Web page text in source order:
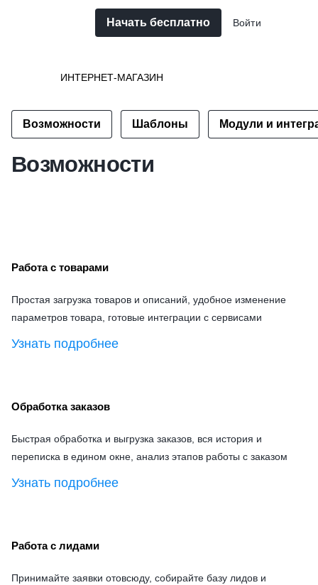
Начать бесплатно Войти
ИНТЕРНЕТ-МАГАЗИН
Возможности Шаблоны Модули и
Возможности
Работа с товарами
Простая загрузка товаров и описаний, удобное изменение
параметров товара, готовые интеграции с сервисами
Узнать подробнее
Обработка заказов
Быстрая обработка и выгрузка заказов, вся история и
переписка в едином окне, анализ этапов работы с заказом
Узнать подробнее
Работа с лидами
Принимайте заявки отовсюду, собирайте базу лидов и